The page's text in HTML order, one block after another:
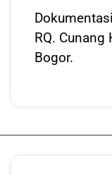
RQ.
Bogor.